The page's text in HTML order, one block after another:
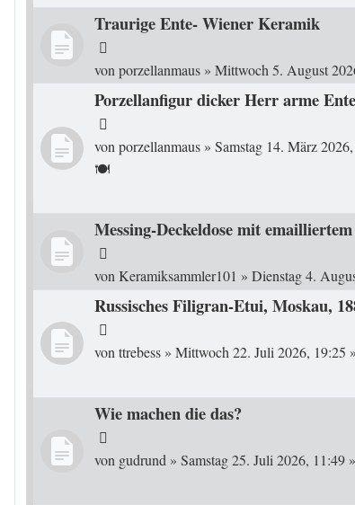
Traurige Ente- Wiener Keramik
von porzellanmaus » Mittwoch 5. August
Porzellanfigur dicker Herr arme
von porzellanmaus » Samstag 14. März
🍽️
Messing-Deckeldose mit
vonKeramiksammler101 » Dienstag 4.
Russisches Filigran-Etui, Moskau,
vonttrebess » Mittwoch 22. Juli 2026, 19:25
Wie machen die das?
von gudrund » Samstag 25. Juli 2026, 11:49